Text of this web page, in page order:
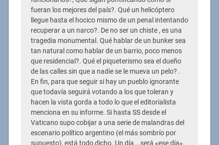
fueran los mejores del país?. Qué un helicóptero
llegue hasta el hocico mismo de un penal intentando
recuperar a un narco?. De no ser un chiste , es una
tragedia monumental. Qué hablar de un bunker sea
tan natural como hablar de un barrio, poco menos
que residencial?. Qué el piqueterismo sea el dueño
de las calles sin que a nadie se le mueva un pelo? .
En fin, para que seguir si hay un pueblo ignorante
que todavía seguirá votando a los que toleran y
hacen la vista gorda a todo lo que el editorialista
menciona en su informe. Si hasta SS desde el
Vaticano supo cobijar a una serie de malandras del
escenario político argentino (el más sombrío por
supuesto), está todo dicho. Un día….será «ese día».